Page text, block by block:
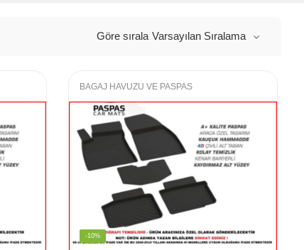
Göre sırala Varsayılan Sıralama
BAGAJ HAVUZU VE PASPAS
-10%